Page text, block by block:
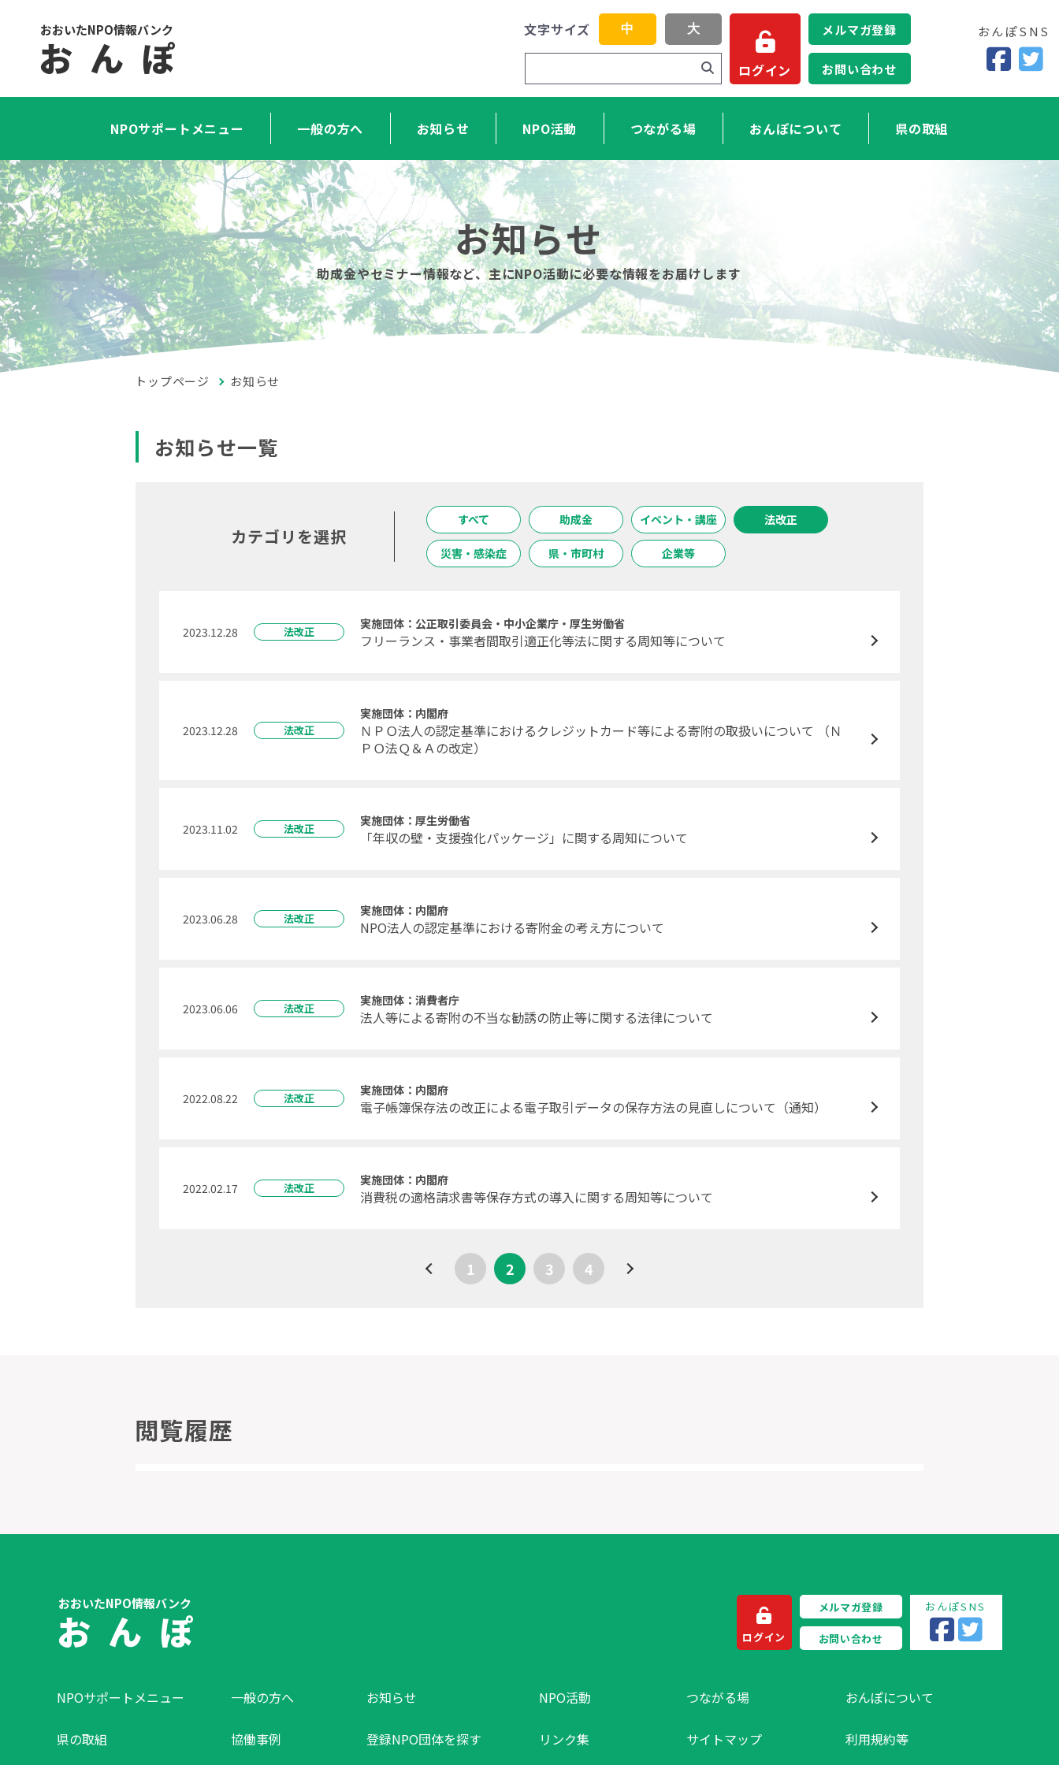
おおいたNPO情報バンク
お ん ぽ
文字サイズ 中 大
ログイン
NPOサポートメニュー 一般の方へ お知らせ NPO活動 つながる場 おんぽについて 県の取組
メルマガ登録
お問い合わせ
おんぽSNS
お知らせ
助成金やセミナー情報など、主にNPO活動に必要な情報をお届けします
トップページ お知らせ
お知らせ一覧
カテゴリを選択
すべて 助成金 イベント・講座 法改正
災害・感染症 県・市町村 企業等
2023.12.28 法改正
実施団体：公正取引委員会・中小企業庁・厚生労働省
フリーランス・事業者間取引適正化等法に関する周知等について
2023.12.28 法改正
実施団体：内閣府
ＮＰＯ法人の認定基準におけるクレジットカード等による寄附の取扱いについて （Ｎ
ＰＯ法Ｑ＆Ａの改定）
2023.11.02 法改正
実施団体：厚生労働省
「年収の壁・支援強化パッケージ」に関する周知について
2023.06.28 法改正
実施団体：内閣府
NPO法人の認定基準における寄附金の考え方について
2023.06.06 法改正
実施団体：消費者庁
法人等による寄附の不当な勧誘の防止等に関する法律について
2022.08.22 法改正
実施団体：内閣府
電子帳簿保存法の改正による電子取引データの保存方法の見直しについて（通知）
2022.02.17 法改正
実施団体：内閣府
消費税の適格請求書等保存方式の導入に関する周知等について
1 2 3 4
閲覧履歴
おおいたNPO情報バンク
お ん ぽ ログイン
メルマガ登録
お問い合わせ
おんぽSNS
NPOサポートメニュー 一般の方へ お知らせ NPO活動 つながる場 おんぽについて
県の取組 協働事例 登録NPO団体を探す リンク集 サイトマップ 利用規約等